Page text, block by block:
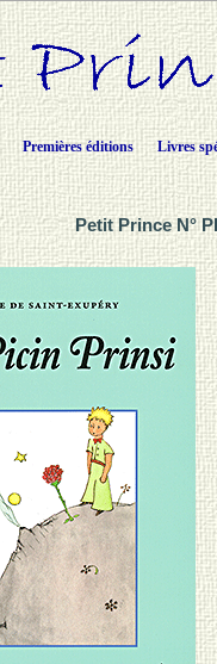
Premières éditions Livres
Petit Prince N°